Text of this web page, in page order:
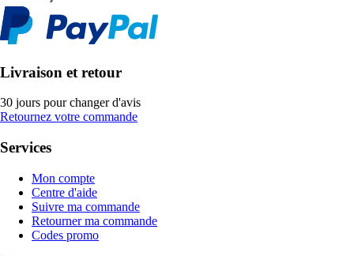
Livraison et retour
30 jours pour changer d'avis
Retournez votre commande
Services
Mon compte
Centre d'aide
Suivre ma commande
Retourner ma commande
Codes promo